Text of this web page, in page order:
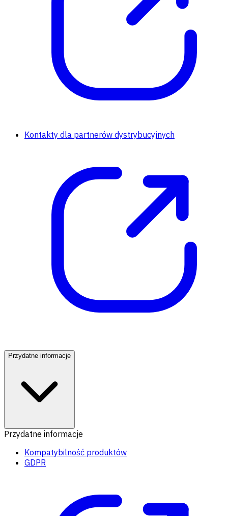
Kontakty dla partnerów dystrybucyjnych
Przydatne informacje
Przydatne informacje
Kompatybilność produktów
GDPR